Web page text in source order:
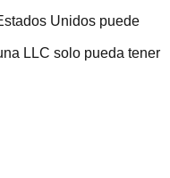
Unidos puede
LLC solo pueda tener